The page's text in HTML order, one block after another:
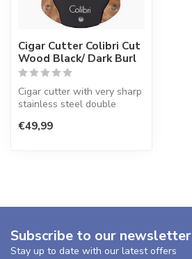
Cigar Cutter Colibri Cut
Wood Black/ Dark Burl
Cigar cutter with very sharp
stainless steel double
€49,99
Subscribe to our newsletter
Stay up to date with our latest offers